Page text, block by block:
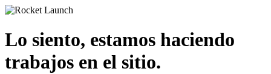
Lo siento, estamos haciendo
trabajos en el sitio.